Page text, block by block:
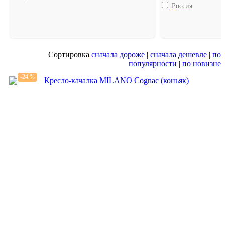
Россия
Сортировка сначала дороже | сначала дешевле | по
популярности | по новизне
-24 %